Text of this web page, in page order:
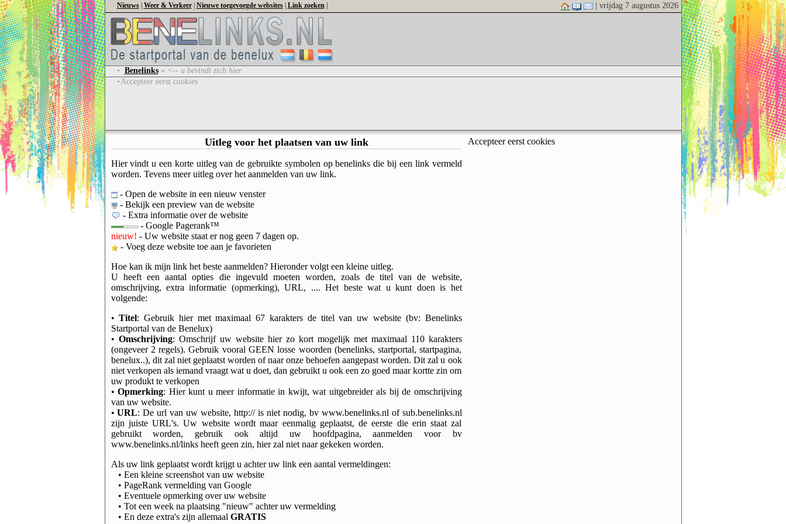
| vrijdag 7 augustus 2026
Nieuws| Weer & Verkeer| Nieuwe toegevoegde websites| Link zoeken|
• Benelinks» <-- u bevindt zich hier
•Accepteer eerst cookies
Uitleg voor het plaatsen van uw link
Hier vindt u een korte uitleg van de gebruikte symbolen op benelinks die bij een link vermeld
worden. Tevens meer uitleg over het aanmelden van uw link.
- Open de website in een nieuw venster
- Bekijk een preview van de website
- Extra informatie over de website
- Google Pagerank™
nieuw! - Uw website staat er nog geen 7 dagen op.
- Voeg deze website toe aan je favorieten
Hoe kan ik mijn link het beste aanmelden? Hieronder volgt een kleine uitleg.
U heeft een aantal opties die ingevuld moeten worden, zoals de titel van de website,
omschrijving, extra informatie (opmerking), URL, .... Het beste wat u kunt doen is het
volgende:
•Titel: Gebruik hier met maximaal 67 karakters de titel van uw website (bv: Benelinks
Startportal van de Benelux)
• Omschrijving: Omschrijf uw website hier zo kort mogelijk met maximaal 110 karakters
(ongeveer 2 regels). Gebruik vooral GEEN losse woorden (benelinks, startportal, startpagina,
benelux..), dit zal niet geplaatst worden of naar onze behoefen aangepast worden. Dit zal u ook
niet verkopen als iemand vraagt wat u doet, dan gebruikt u ook een zo goed maar kortte zin om
uw produkt te verkopen
• Opmerking: Hier kunt u meer informatie in kwijt, wat uitgebreider als bij de omschrijving
van uw website.
•URL: De url van uw website, http:// is niet nodig, bv www.benelinks.nl of sub.benelinks.nl
zijn juiste URL's. Uw website wordt maar eenmalig geplaatst, de eerste die erin staat zal
gebruikt worden, gebruik ook altijd uw hoofdpagina, aanmelden voor bv
www.benelinks.nl/links heeft geen zin, hier zal niet naar gekeken worden.
Als uw link geplaatst wordt krijgt u achter uw link een aantal vermeldingen:
• Een kleine screenshot van uw website
• PageRank vermelding van Google
• Eventuele opmerking over uw website
• Tot een week na plaatsing "nieuw" achter uw vermelding
• En deze extra's zijn allemaal GRATIS
Accepteer eerst cookies